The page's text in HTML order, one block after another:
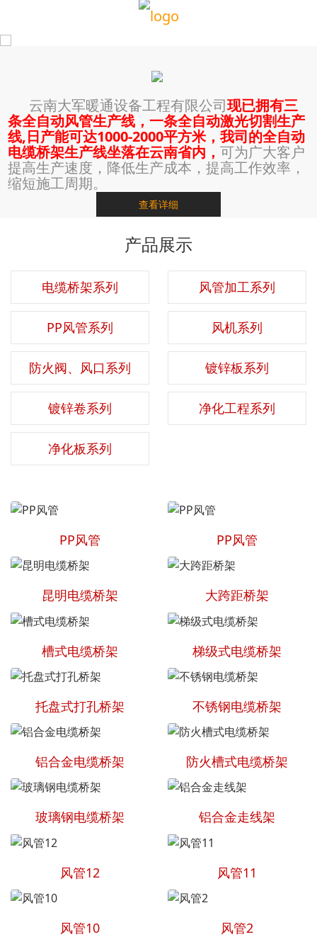
云南大军暖通设备工程有限公司现已拥有三
条全自动风管生产线，一条全自动激光切割生产
线,日产能可达1000-2000平方米，我司的全自动
电缆桥架生产线坐落在云南省内， 可为广大客户
提高生产速度，降低生产成本，提高工作效率，
缩短施工周期。
查看详细
产品展示
电缆桥架系列 风管加工系列
PP风管系列 风机系列
防火阀、风口系列 镀锌板系列
镀锌卷系列 净化工程系列
净化板系列
PP风管 PP风管
昆明电缆桥架 大跨距桥架
槽式电缆桥架 梯级式电缆桥架
托盘式打孔桥架 不锈钢电缆桥架
铝合金电缆桥架 防火槽式电缆桥架
玻璃钢电缆桥架 铝合金走线架
风管12 风管11
风管10 风管2